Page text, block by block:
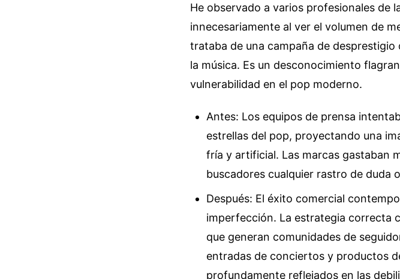
He observado a varios profesionales de
innecesariamente al ver el volumen de
trataba de una campaña de
la música. Es un desconocimiento
vulnerabilidad en el pop moderno.
Antes: Los equipos de prensa
estrellas del pop, proyectando una
fría y artificial. Las marcas gastaban
buscadores cualquier rastro de duda
Después: El éxito comercial
imperfección. La estrategia correcta
que generan comunidades de
entradas de conciertos y productos
profundamente reflejados en las